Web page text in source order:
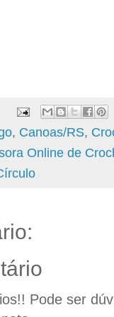
, Canoas/RS,
Online de
Pode ser